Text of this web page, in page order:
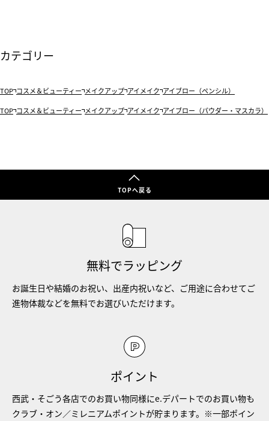
カテゴリー
TOP コスメ＆ビューティー メイクアップ アイメイク アイブロー（ペンシル）
TOP コスメ＆ビューティー メイクアップ アイメイク アイブロー（パウダー・マスカラ）
TOPへ戻る
無料でラッピング
お誕生日や結婚のお祝い、出産内祝いなど、ご用途に合わせてご
進物体裁などを無料でお選びいただけます。
ポイント
西武・そごう各店でのお買い物同様にe.デパートでのお買い物も
クラブ・オン／ミレニアムポイントが貯まります。※一部ポイン